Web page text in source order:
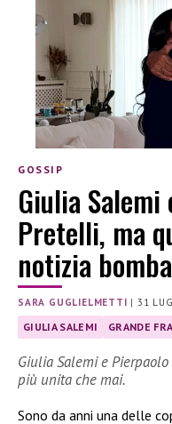
GOSSIP
Giulia
Pretelli, ma
notizia bomba
SARA GUGLIELMETTI |31
GIULIA SALEMI GRANDE
Giulia Salemi e
più unita che mai.
Sono da anni una delle